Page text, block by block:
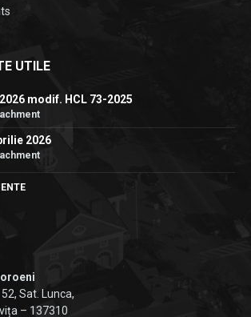
UTILE
modif. HCL 73-2025
2026
Sat. Lunca,
– 137310